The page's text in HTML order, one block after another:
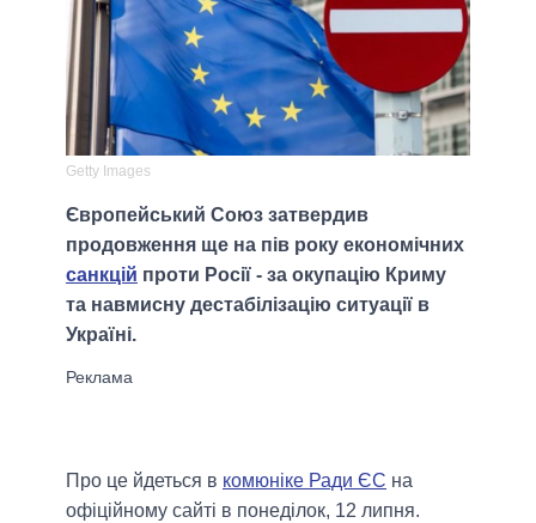
Getty Images
Європейський Союз затвердив
продовження ще на пів року економічних
санкцій проти Росії - за окупацію Криму
та навмисну ​​дестабілізацію ситуації в
Україні.
Про це йдеться в комюніке Ради ЄС на
офіційному сайті в понеділок, 12 липня.